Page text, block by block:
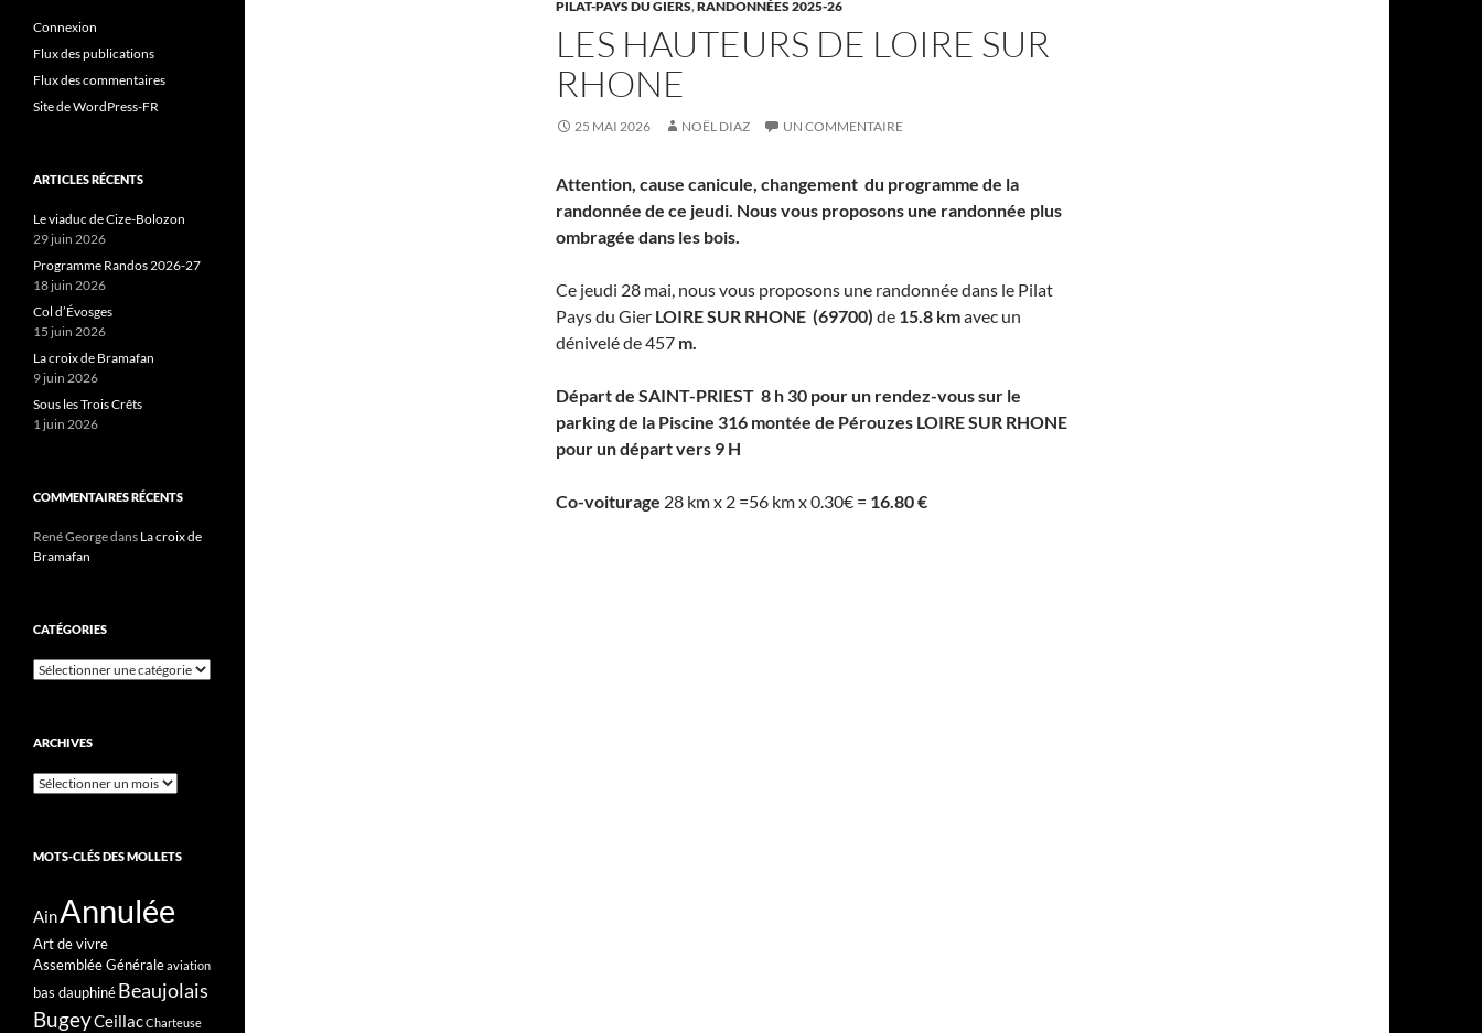
PILAT-PAYS DU GIERS,RANDONNÉES 2025-26
LES HAUTEURS DE LOIRE SUR
RHONE
25 MAI 2026 NOËL DIAZ UN COMMENTAIRE
Attention, cause canicule, changement du programme de la
randonnée de ce jeudi. Nous vous proposons une randonnée plus
ombragée dans les bois.
Ce jeudi 28 mai, nous vous proposons une randonnée dans le Pilat
Pays du Gier LOIRE SUR RHONE (69700) de 15.8 kmavec un
dénivelé de 457 m.
Départ de SAINT-PRIEST 8 h 30 pour un rendez-vous sur le
parking de la Piscine 316 montée de Pérouzes LOIRE SUR RHONE
pour un départ vers 9 H
Co-voiturage 28 km x 2 =56 km x 0.30€ = 16.80 €
Connexion
Flux des publications
Flux des commentaires
Site de WordPress-FR
ARTICLES RÉCENTS
Le viaduc de Cize-Bolozon
29 juin 2026
Programme Randos 2026-27
18 juin 2026
Col d’Évosges
15 juin 2026
La croix de Bramafan
9 juin 2026
Sous les Trois Crêts
1 juin 2026
COMMENTAIRES RÉCENTS
René Georgedans La croix de
Bramafan
CATÉGORIES
Catégories
ARCHIVES
Archives
MOTS-CLÉS DES MOLLETS
AinAnnulée
Art de vivre
Assemblée Généraleaviation
bas dauphinéBeaujolais
BugeyCeillacCharteuse